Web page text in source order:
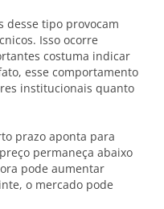
desse tipo provocam
Isso ocorre
costuma indicar
esse comportamento
institucionais quanto
prazo aponta para
permaneça abaixo
pode aumentar
o mercado pode